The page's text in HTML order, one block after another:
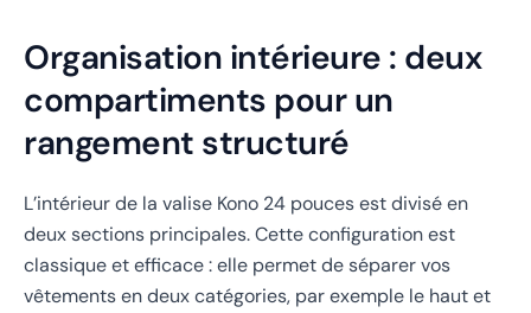
Organisation intérieure : deux
compartiments pour un
rangement structuré
L’intérieur de la valise Kono 24 pouces est divisé en
deux sections principales. Cette configuration est
classique et efficace : elle permet de séparer vos
vêtements en deux catégories, par exemple le haut et